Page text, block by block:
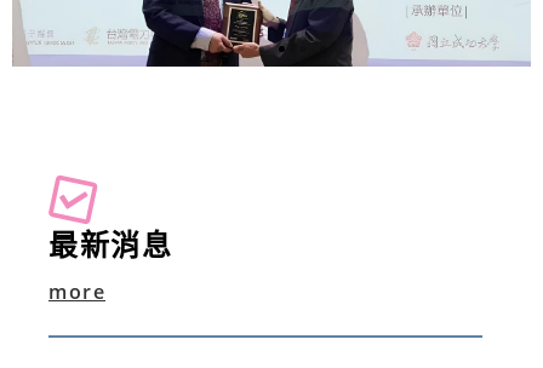
最新消息
more